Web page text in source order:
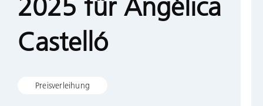
Castelló
Preisverleihung